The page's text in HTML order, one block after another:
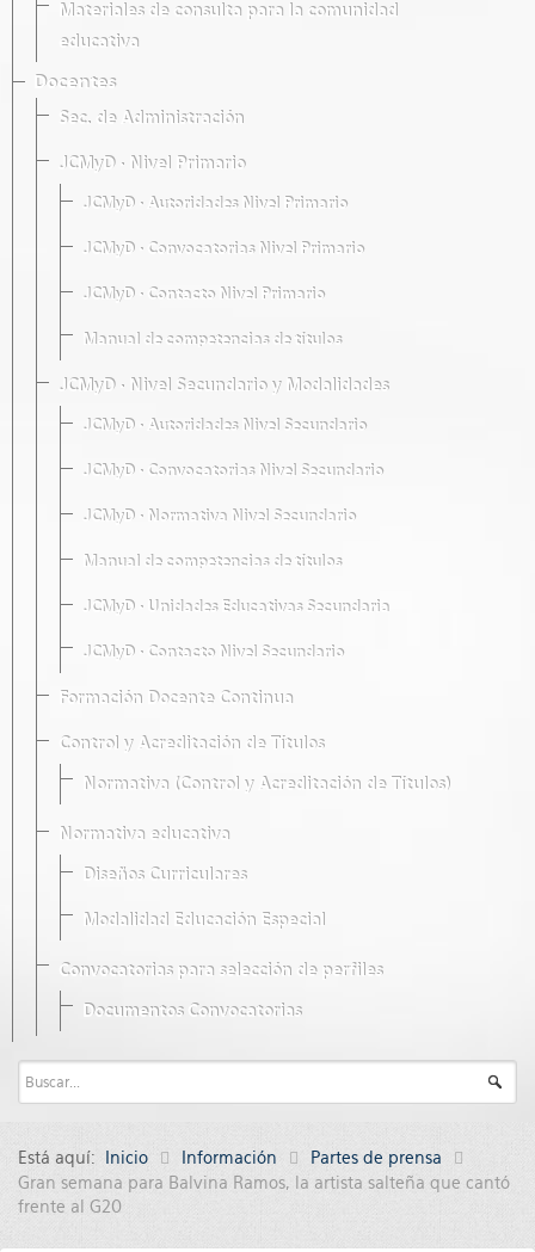
Materiales de consulta para la comunidad
educativa
Docentes
Sec. de Administración
JCMyD · Nivel Primario
JCMyD · Autoridades Nivel Primario
JCMyD · Convocatorias Nivel Primario
JCMyD · Contacto Nivel Primario
Manual de competencias de títulos
JCMyD · Nivel Secundario y Modalidades
JCMyD · Autoridades Nivel Secundario
JCMyD · Convocatorias Nivel Secundario
JCMyD · Normativa Nivel Secundario
Manual de competencias de títulos
JCMyD · Unidades Educativas Secundaria
JCMyD · Contacto Nivel Secundario
Formación Docente Continua
Control y Acreditación de Títulos
Normativa (Control y Acreditación de Títulos)
Normativa educativa
Diseños Curriculares
Modalidad Educación Especial
Convocatorias para selección de perfiles
Documentos Convocatorias
Está aquí: Inicio Información
Partes de prensa
Gran semana para Balvina Ramos, la artista salteña que cantó
frente al G20